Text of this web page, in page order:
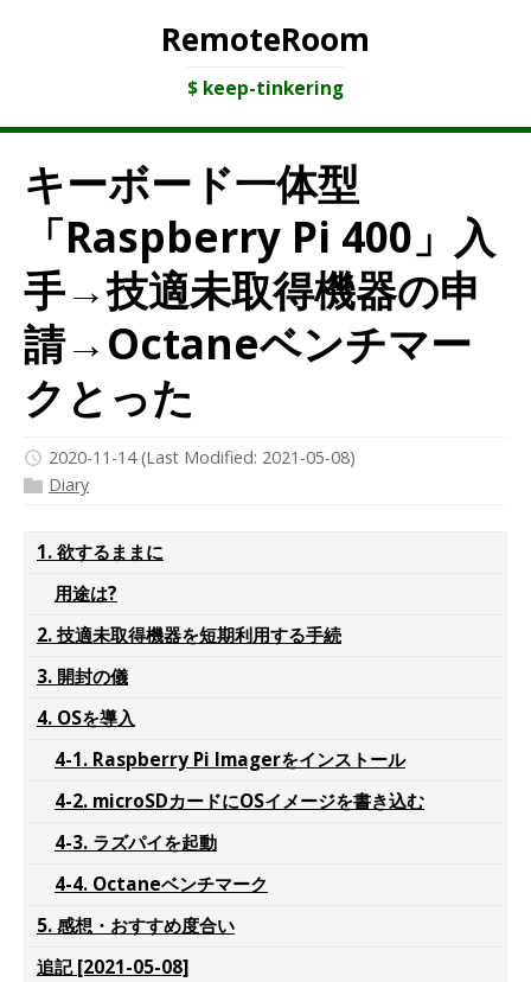
RemoteRoom
$ keep-tinkering
キーボード一体型
「Raspberry Pi 400」入
手→技適未取得機器の申
請→Octaneベンチマー
クとった
2020-11-14 (Last Modified: 2021-05-08)
Diary
1. 欲するままに
用途は?
2. 技適未取得機器を短期利用する手続
3. 開封の儀
4. OSを導入
4-1. Raspberry Pi Imagerをインストール
4-2. microSDカードにOSイメージを書き込む
4-3. ラズパイを起動
4-4. Octaneベンチマーク
5. 感想・おすすめ度合い
追記 [2021-05-08]